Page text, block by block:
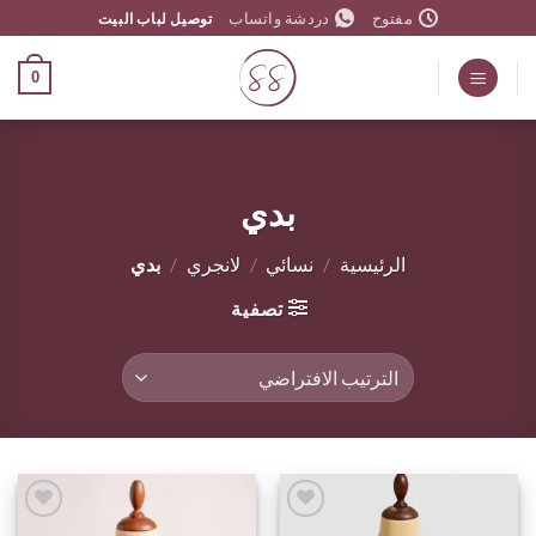
للمحتوى
مفتوح دردشة واتساب توصيل لباب البيت
0
بدي
الرئيسية / نسائي / لانجري / بدي
تصفية